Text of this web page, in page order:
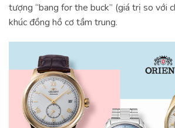
tượng “bang for the buck” (giá trị so với
khúc đồng hồ cơ tầm trung.